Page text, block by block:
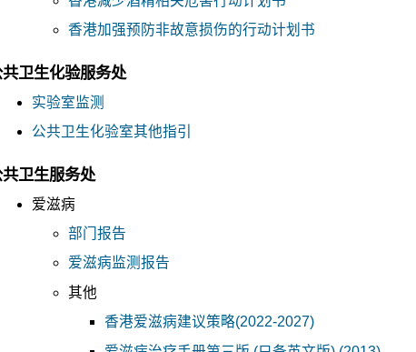
香港加强预防非故意损伤的行动计划书
卫生化验服务处
实验室监测
公共卫生化验室其他指引
卫生服务处
爱滋病
部门报告
爱滋病监测报告
其他
香港爱滋病建议策略(2022-2027)